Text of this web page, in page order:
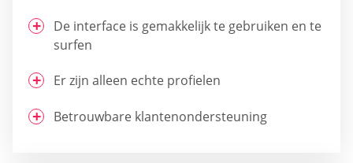
De interface is gemakkelijk te gebruiken en te
surfen
Er zijn alleen echte profielen
Betrouwbare klantenondersteuning